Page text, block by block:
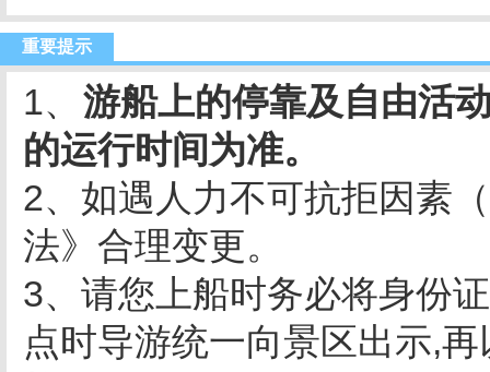
重要提示
1、 游船上的停靠及自由活
的运行时间为准。
2、如遇人力不可抗拒因素
法》合理变更。
3、请您上船时务必将身份
点时导游统一向景区出示,再